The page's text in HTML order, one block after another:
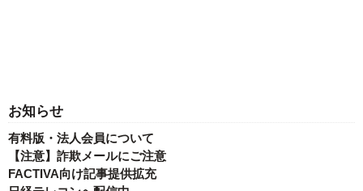
お知らせ
有料版・法人会員について
【注意】詐欺メールにご注意
FACTIVA向け記事提供拡充